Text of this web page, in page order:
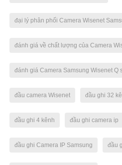
đại lý phân phối Camera Wisenet
đánh giá về chất lượng của Camera
đánh giá Camera Samsung Wisenet Q
đầu camera Wisenet đầu ghi 32
đầu ghi 4 kênh đầu ghi camera ip
đầu ghi Camera IP Samsung đầu